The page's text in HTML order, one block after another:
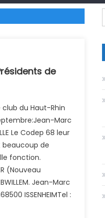
de
du Haut-Rhin
Marc
Le Codep 68 leur
beaucoup de
fonction.
(Nouveau
Jean-Marc
ISSENHEIMTel :